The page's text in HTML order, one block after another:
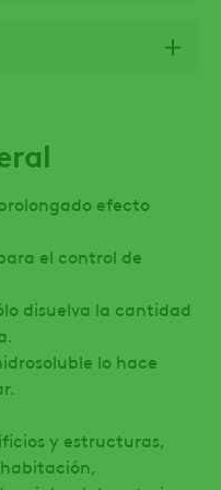
efecto
el control de
disuelva la cantidad
lo hace
y estructuras,